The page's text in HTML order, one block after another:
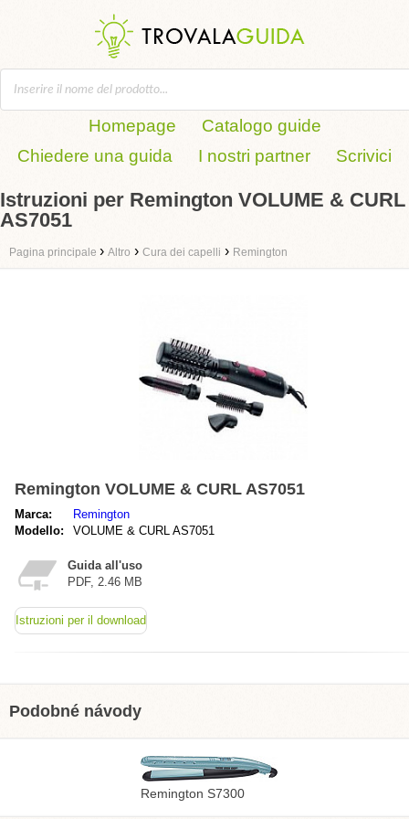
Homepage
Catalogo guide
Chiedere una guida
I nostri partner Scrivici
Istruzioni per Remington VOLUME & CURL
AS7051
Pagina principale › Altro › Cura dei capelli › Remington
Remington VOLUME & CURL AS7051
Marca:
Remington
Modello:
VOLUME & CURL AS7051
Guida all'uso
PDF, 2.46 MB
Istruzioni per il download
Podobné návody
Remington S7300